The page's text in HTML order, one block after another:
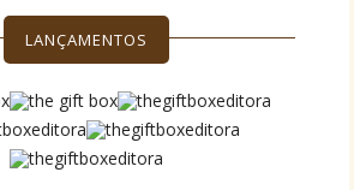
LANÇAMENTOS